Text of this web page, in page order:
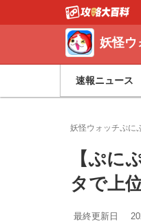
妖怪ウ
速報ニュース
妖怪ウォッチぷに
【ぷに
タで上
最終更新日